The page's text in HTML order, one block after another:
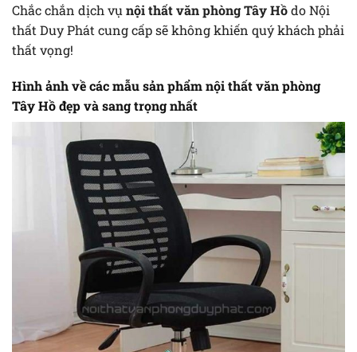
Chắc chắn dịch vụ nội thất văn phòng Tây Hồdo Nội
thất Duy Phát cung cấp sẽ không khiến quý khách phải
thất vọng!
Hình ảnh về các mẫu sản phẩm nội thất văn phòng
Tây Hồ đẹp và sang trọng nhất